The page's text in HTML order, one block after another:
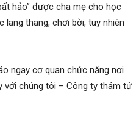
hảo” được cha mẹ cho học
lang thang, chơi bời, tuy nhiên
ngay cơ quan chức năng nơi
với chúng tôi – Công ty thám tử